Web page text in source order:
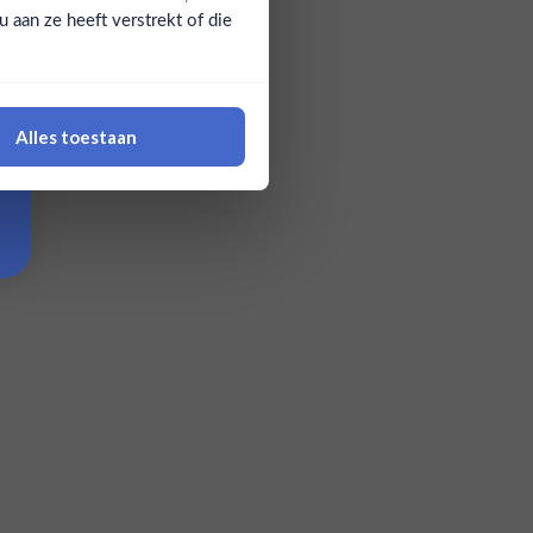
aan ze heeft verstrekt of die
Alles toestaan